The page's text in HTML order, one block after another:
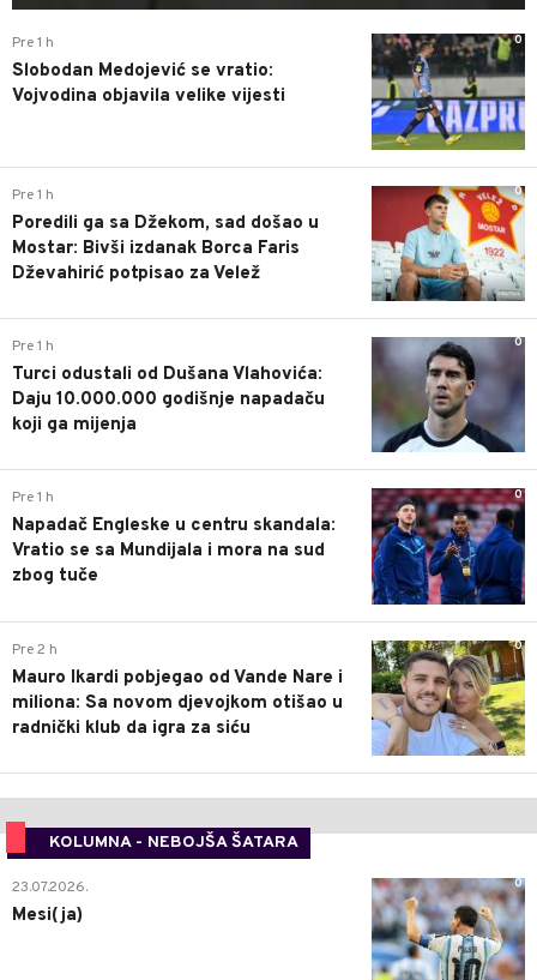
0
Pre 1 h
Slobodan Medojević se vratio:
Vojvodina objavila velike vijesti
0
Pre 1 h
Poredili ga sa Džekom, sad došao u
Mostar: Bivši izdanak Borca Faris
Dževahirić potpisao za Velež
0
Pre 1 h
Turci odustali od Dušana Vlahovića:
Daju 10.000.000 godišnje napadaču
koji ga mijenja
0
Pre 1 h
Napadač Engleske u centru skandala:
Vratio se sa Mundijala i mora na sud
zbog tuče
0
Pre 2 h
Mauro Ikardi pobjegao od Vande Nare i
miliona: Sa novom djevojkom otišao u
radnički klub da igra za siću
KOLUMNA - NEBOJŠA ŠATARA
0
23.07.2026.
Mesi(ja)